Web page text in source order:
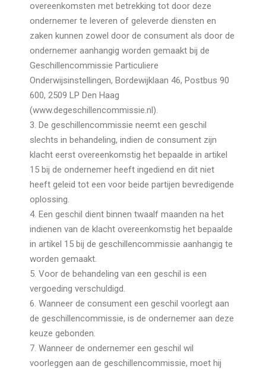
overeenkomsten met betrekking tot door deze
ondernemer te leveren of geleverde diensten en
zaken kunnen zowel door de consument als door de
ondernemer aanhangig worden gemaakt bij de
Geschillencommissie Particuliere
Onderwijsinstellingen, Bordewijklaan 46, Postbus 90
600, 2509 LP Den Haag
(www.degeschillencommissie.nl).
3. De geschillencommissie neemt een geschil
slechts in behandeling, indien de consument zijn
klacht eerst overeenkomstig het bepaalde in artikel
15 bij de ondernemer heeft ingediend en dit niet
heeft geleid tot een voor beide partijen bevredigende
oplossing.
4. Een geschil dient binnen twaalf maanden na het
indienen van de klacht overeenkomstig het bepaalde
in artikel 15 bij de geschillencommissie aanhangig te
worden gemaakt.
5. Voor de behandeling van een geschil is een
vergoeding verschuldigd.
6. Wanneer de consument een geschil voorlegt aan
de geschillencommissie, is de ondernemer aan deze
keuze gebonden.
7. Wanneer de ondernemer een geschil wil
voorleggen aan de geschillencommissie, moet hij